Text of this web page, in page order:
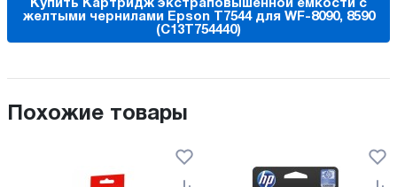
Купить Картридж экстраповышенной емкости с
желтыми чернилами Epson T7544 для WF-8090, 8590
(C13T754440)
Похожие товары